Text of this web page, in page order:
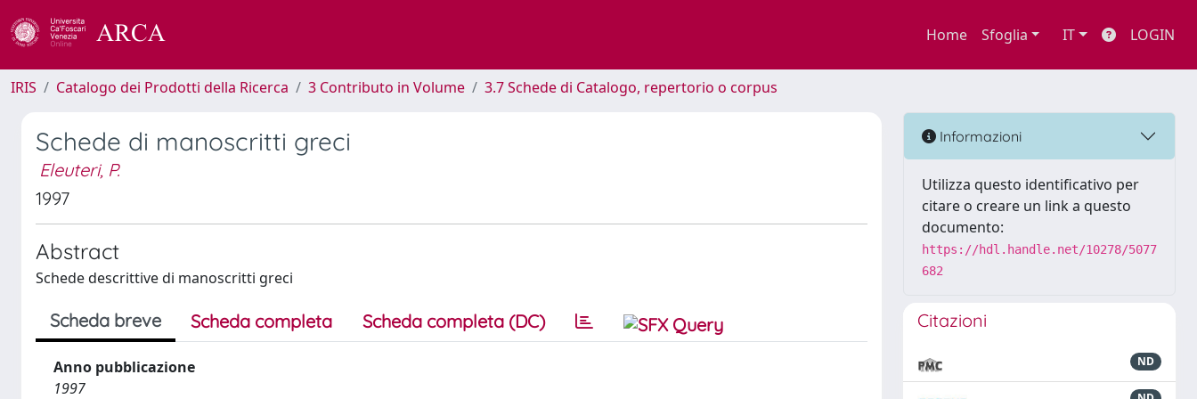
Home Sfoglia IT LOGIN
IRIS Catalogo dei Prodotti della Ricerca 3 Contributo in Volume 3.7 Schede di Catalogo, repertorio o corpus
Schede di manoscritti greci
Eleuteri, P.
1997
Abstract
Schede descrittive di manoscritti greci
Scheda breve Scheda completa Scheda completa (DC)
Anno pubblicazione
1997
Informazioni
Utilizza questo identificativo per
citare o creare un link a questo
documento:
https://hdl.handle.net/10278/5077
682
Citazioni
ND